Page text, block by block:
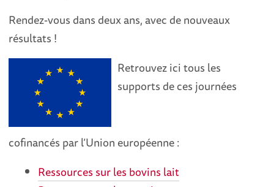
Rendez-vous dans deux ans, avec de nouveaux
résultats !
Retrouvez ici tous les
supports de ces journées
cofinancés par l’Union européenne :
Ressources sur les bovins lait